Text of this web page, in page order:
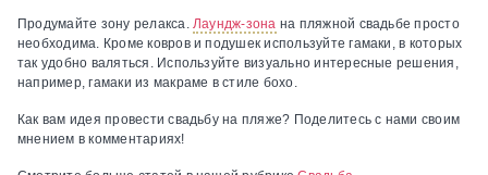
Продумайте зону релакса. Лаундж-зона на пляжной свадьбе просто
необходима. Кроме ковров и подушек используйте гамаки, в которых
так удобно валяться. Используйте визуально интересные решения,
например, гамаки из макраме в стиле бохо.
Как вам идея провести свадьбу на пляже? Поделитесь с нами своим
мнением в комментариях!